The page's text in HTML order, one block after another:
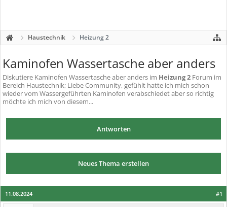
Haustechnik Heizung 2
Kaminofen Wassertasche aber anders
Diskutiere Kaminofen Wassertasche aber anders im Heizung 2 Forum im
Bereich Haustechnik; Liebe Community, gefühlt hatte ich mich schon
wieder vom Wassergeführten Kaminofen verabschiedet aber so richtig
möchte ich mich von diesem...
Antworten
Neues Thema erstellen
#1
11.08.2024